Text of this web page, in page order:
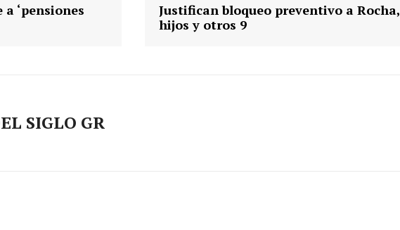
‘pensiones
Justifican bloqueo preventivo a Rocha,
hijos y otros 9
SIGLO GR